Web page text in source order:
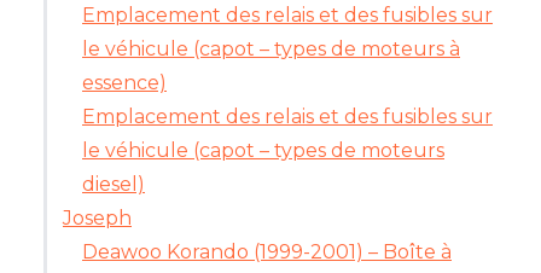
Emplacement des relais et des fusibles sur
le véhicule (capot – types de moteurs à
essence)
Emplacement des relais et des fusibles sur
le véhicule (capot – types de moteurs
diesel)
Joseph
Deawoo Korando (1999-2001) – Boîte à